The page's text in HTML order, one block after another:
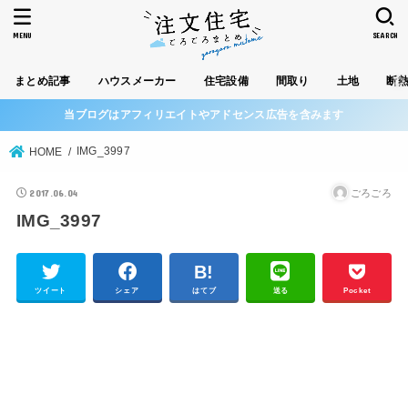
まとめ記事 ハウスメーカー 住宅設備 間取り 土地 断
SEARCH
MENU
当ブログはアフィリエイトやアドセンス広告を含みます
HOME IMG_3997
2017.06.04 ごろごろ
IMG_3997
ツイート シェア はてブ 送る Pocket